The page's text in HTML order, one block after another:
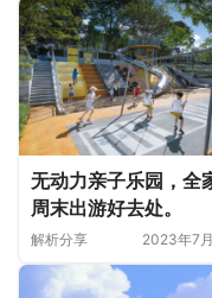
无动力亲子乐园，全
周末出游好去处。
解析分享 2023年7